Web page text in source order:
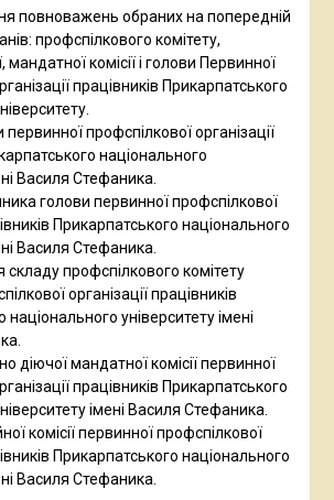
повноважень обраних на попередній
профспілкового комітету,
мандатної комісії і голови Первинної
працівників Прикарпатського
профспілкової організації
національного
Василя Стефаника.
голови первинної профспілкової
Прикарпатського національного
Василя Стефаника.
профспілкового комітету
організації працівників
національного університету імені
діючої мандатної комісії первинної
працівників Прикарпатського
імені Василя Стефаника.
комісії первинної профспілкової
Прикарпатського національного
Василя Стефаника.